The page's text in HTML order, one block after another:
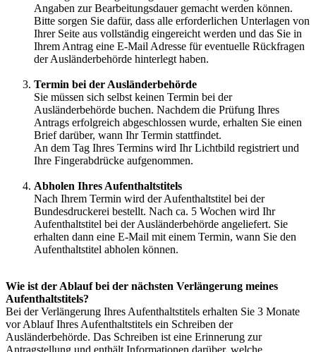
Angaben zur Bearbeitungsdauer gemacht werden können.
Bitte sorgen Sie dafür, dass alle erforderlichen Unterlagen von
Ihrer Seite aus vollständig eingereicht werden und das Sie in
Ihrem Antrag eine E-Mail Adresse für eventuelle Rückfragen
der Ausländerbehörde hinterlegt haben.
Termin bei der Ausländerbehörde
Sie müssen sich selbst keinen Termin bei der
Ausländerbehörde buchen. Nachdem die Prüfung Ihres
Antrags erfolgreich abgeschlossen wurde, erhalten Sie einen
Brief darüber, wann Ihr Termin stattfindet.
An dem Tag Ihres Termins wird Ihr Lichtbild registriert und
Ihre Fingerabdrücke aufgenommen.
Abholen Ihres Aufenthaltstitels
Nach Ihrem Termin wird der Aufenthaltstitel bei der
Bundesdruckerei bestellt. Nach ca. 5 Wochen wird Ihr
Aufenthaltstitel bei der Ausländerbehörde angeliefert. Sie
erhalten dann eine E-Mail mit einem Termin, wann Sie den
Aufenthaltstitel abholen können.
Wie ist der Ablauf bei der nächsten Verlängerung meines
Aufenthaltstitels?
Bei der Verlängerung Ihres Aufenthaltstitels erhalten Sie 3 Monate
vor Ablauf Ihres Aufenthaltstitels ein Schreiben der
Ausländerbehörde. Das Schreiben ist eine Erinnerung zur